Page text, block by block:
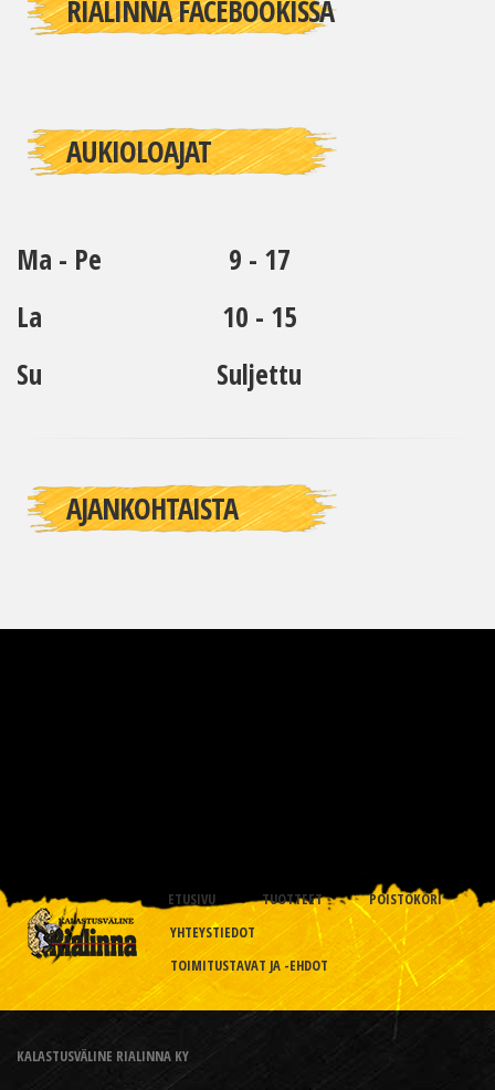
RIALINNA FACEBOOKISSA
AUKIOLOAJAT
Ma - Pe
9 - 17
La
10 - 15
Su
Suljettu
AJANKOHTAISTA
ETUSIVU TUOTTEET
POISTOKORI
YHTEYSTIEDOT
TOIMITUSTAVAT JA -EHDOT
KALASTUSVÄLINE RIALINNA KY